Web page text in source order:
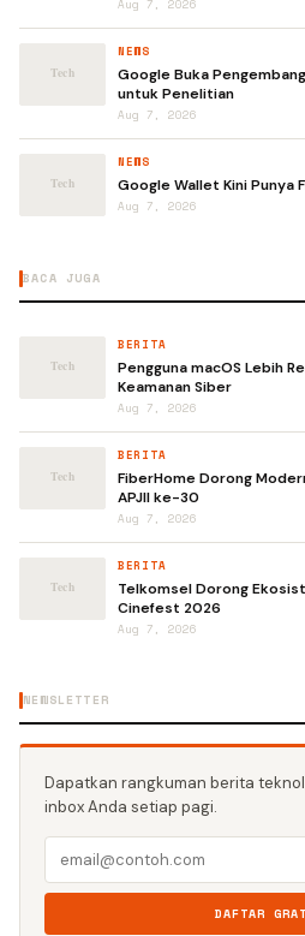
Aug 7, 2026
NEWS
Google Buka
untuk Penelitian
Aug 7, 2026
NEWS
Google Wallet Kini Punya
Aug 7, 2026
BACA JUGA
BERITA
Pengguna macOS Lebih
Keamanan Siber
Aug 7, 2026
BERITA
FiberHome Dorong
APJII ke-30
Aug 7, 2026
BERITA
Telkomsel Dorong
Cinefest 2026
Aug 7, 2026
NEWSLETTER
Dapatkan rangkuman berita
inbox Anda setiap pagi.
DAFTAR